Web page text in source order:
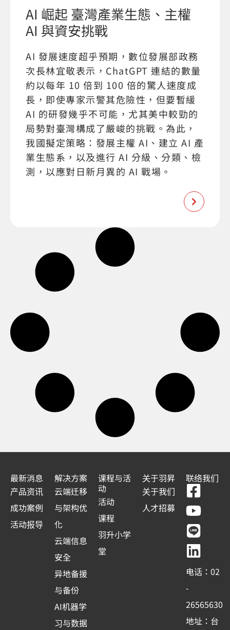
AI 崛起 臺灣產業生態、主權
AI 與資安挑戰
AI 發展速度超乎預期，數位發展部政務
次長林宜敬表示，ChatGPT 連結的數量
約以每年 10 倍到 100 倍的驚人速度成
長，即使專家示警其危險性，但要暫緩
AI 的研發幾乎不可能，尤其美中較勁的
局勢對臺灣構成了嚴峻的挑戰。為此，
我國擬定策略：發展主權 AI、建立 AI 產
業生態系，以及進行 AI 分級、分類、檢
測，以應對日新月異的 AI 戰場。
最新消息
产品资讯
成功案例
活动报导
解决方案
云端迁移
与架构优
化
云端信息
安全
异地备援
与备份
AI机器学
习与数据
课程与活
动
活动
课程
羽升小学
堂
关于羽昇
关于我们
人才招募
联络我们
F
a
c
e
b
o
o
k
-
Y
o
u
t
u
b
e
L
i
n
e
L
i
n
k
e
d
i
n
电话：02
-
26565630
地址：台